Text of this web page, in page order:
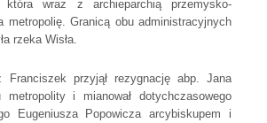
która wraz z archieparchią przemysko-
metropolię. Granicą obu administracyjnych
rzeka Wisła.
przyjął rezygnację abp. Jana
i mianował dotychczasowego
Eugeniusza Popowicza arcybiskupem i